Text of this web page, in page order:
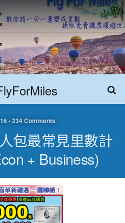
• 234 Comments
包最常見里數計
+ Business)